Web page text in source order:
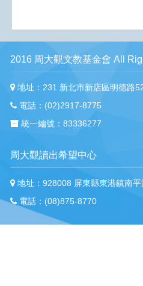
2016 周大觀文教基金會 All
地址：231 新北市新店區明德路
電話：(02)2917-8775
統一編號：83336277
周大觀讀出希望中心
地址：928008 屏東縣東港鎮南平
電話：(08)875-8770